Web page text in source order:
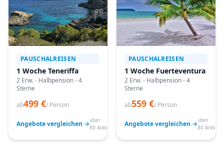
PAUSCHALREISEN
1 Woche Teneriffa
2 Erw. - Halbpension - 4
Sterne
ab499 €/ Person
Angebote vergleichen →über
80 Anbieter
PAUSCHALREISEN
1 Woche Fuerteventura
2 Erw. - Halbpension - 4
Sterne
ab559 €/ Person
Angebote vergleichen →über
80